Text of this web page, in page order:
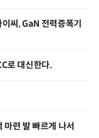
씨, GaN 전력증폭기
로 대신한다.
련 발 빠르게 나서